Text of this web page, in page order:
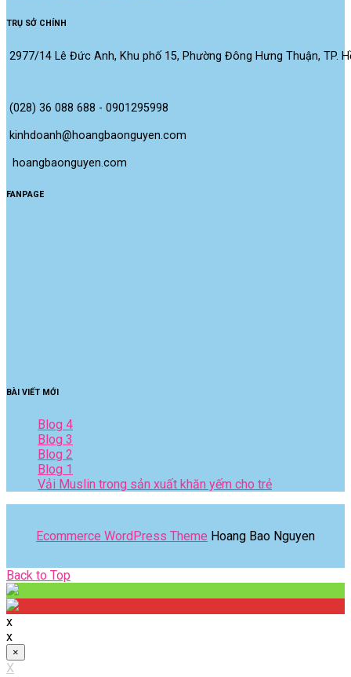
TRỤ SỞ CHÍNH
2977/14 Lê Đức Anh, Khu phố 15, Phường Đông Hưng Thuận, TP.
(028) 36 088 688 - 0901295998
kinhdoanh@hoangbaonguyen.com
hoangbaonguyen.com
FANPAGE
BÀI VIẾT MỚI
Blog 4
Blog 3
Blog 2
Blog 1
Vải Muslin trong sản xuất khăn yếm cho trẻ
Ecommerce WordPress Theme Hoang Bao Nguyen
Back to Top
x
x
×
X